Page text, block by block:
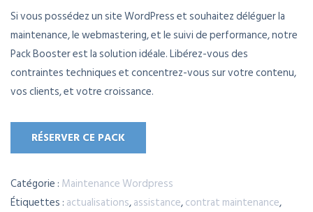
prix
initial
était :
199,00 €.
prix
actuel
est :
149,00 €.
Si vous possédez un site WordPress et souhaitez déléguer la
maintenance, le webmastering, et le suivi de performance, notre
Pack Booster est la solution idéale. Libérez-vous des
contraintes techniques et concentrez-vous sur votre contenu,
vos clients, et votre croissance.
RÉSERVER CE PACK
Catégorie : Maintenance Wordpress
Étiquettes : actualisations,assistance,contrat maintenance,